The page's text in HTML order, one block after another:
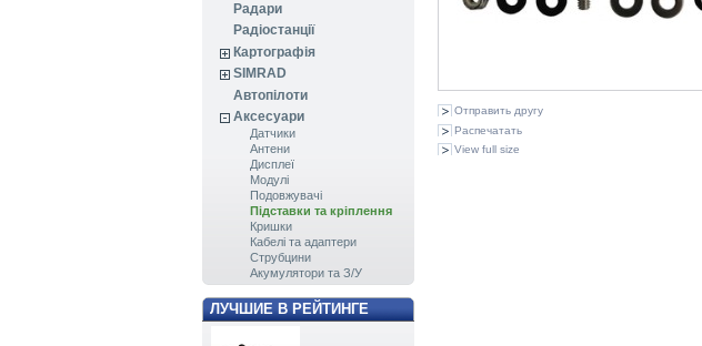
Радари
Радіостанції
Картографія
SIMRAD
Автопілоти
Аксесуари
Датчики
Антени
Дисплеї
Модулі
Подовжувачі
Підставки та кріплення
Кришки
Кабелі та адаптери
Струбцини
Акумулятори та З/У
ЛУЧШИЕ В РЕЙТИНГЕ
Отправить другу
Распечатать
View full size